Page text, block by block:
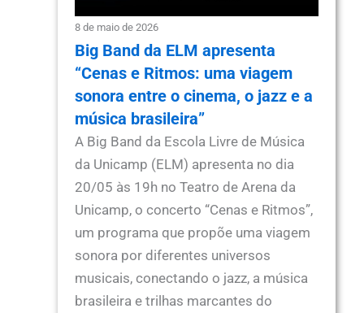
8 de maio de 2026
Big Band da ELM apresenta
“Cenas e Ritmos: uma viagem
sonora entre o cinema, o jazz e a
música brasileira”
A Big Band da Escola Livre de Música
da Unicamp (ELM) apresenta no dia
20/05 às 19h no Teatro de Arena da
Unicamp, o concerto “Cenas e Ritmos”,
um programa que propõe uma viagem
sonora por diferentes universos
musicais, conectando o jazz, a música
brasileira e trilhas marcantes do